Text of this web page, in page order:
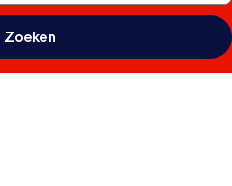
Zoeken